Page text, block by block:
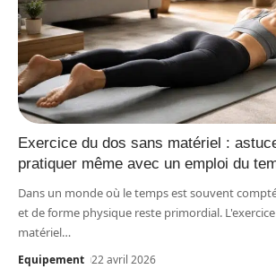
Exercice du dos sans matériel :
pratiquer même avec un emploi du
Dans un monde où le temps est souvent
et de forme physique reste primordial.
matériel…
Equipement 22 avril 2026